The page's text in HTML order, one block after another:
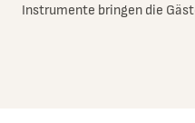
Instrumente bringen die